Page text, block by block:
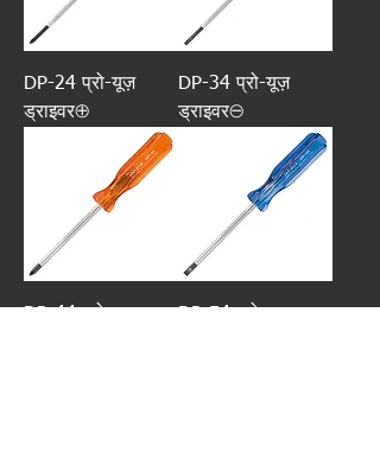
DP-24 प्रो-यूज़
ड्राइवर⊕
DP-34 प्रो-यूज़
ड्राइवर⊖